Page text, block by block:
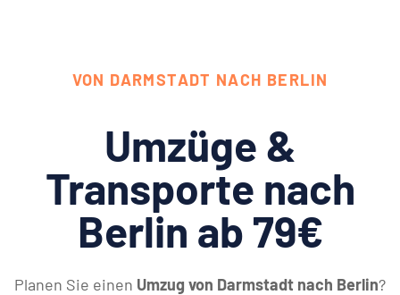
VON DARMSTADT NACH BERLIN
Umzüge &
Transporte nach
Berlin ab 79€
Planen Sie einen Umzug von Darmstadt nach Berlin?